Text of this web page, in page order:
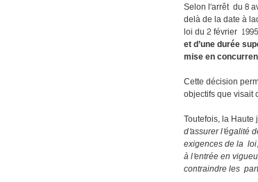
Selon l'arrêt du 8
delà de la date à
loi du 2 février
et d’une durée
mise en
Cette décision
objectifs que visait
Toutefois, la
d'assurer l'égalité
exigences de la
à l'entrée en
contraindre les